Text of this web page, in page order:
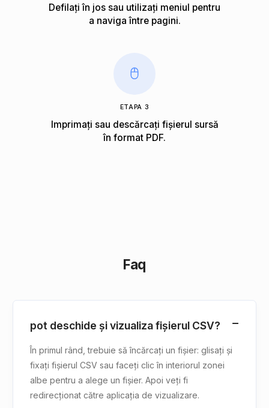
Defilați în jos sau utilizați meniul pentru
a naviga între pagini.
ETAPA 3
Imprimați sau descărcați fișierul sursă
în format PDF.
Faq
pot deschide și vizualiza fișierul CSV?
În primul rând, trebuie să încărcați un fișier: glisați și
fixați fișierul CSV sau faceți clic în interiorul zonei
albe pentru a alege un fișier. Apoi veți fi
redirecționat către aplicația de vizualizare.